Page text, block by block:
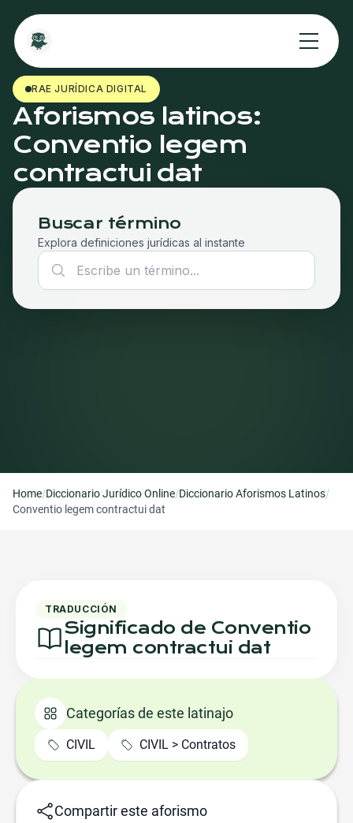
RAE JURÍDICA DIGITAL
Aforismos latinos:
Conventio legem
contractui dat
Buscar término
Explora definiciones jurídicas al instante
Home/Diccionario Jurídico Online/Diccionario Aforismos Latinos/
Conventio legem contractui dat
TRADUCCIÓN
Significado de Conventio
legem contractui dat
Categorías de este latinajo
CIVIL CIVIL > Contratos
Compartir este aforismo